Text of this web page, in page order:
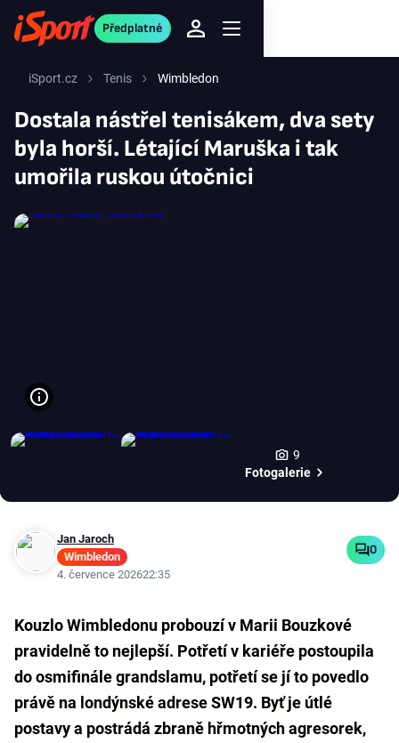
Předplatné
iSport.cz Tenis Wimbledon
Dostala nástřel tenisákem, dva sety
byla horší. Létající Maruška i tak
umořila ruskou útočnici
9
Fotogalerie
Jan Jaroch
Wimbledon
4. července 202622:35
0
Kouzlo Wimbledonu probouzí v Marii Bouzkové
pravidelně to nejlepší. Potřetí v kariéře postoupila
do osmifinále grandslamu, potřetí se jí to povedlo
právě na londýnské adrese SW19. Byť je útlé
postavy a postrádá zbraně hřmotných agresorek,